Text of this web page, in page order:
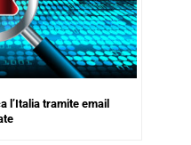
l’Italia tramite email